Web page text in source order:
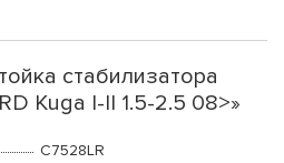
стабилизатора
Kuga I-II 1.5-2.5 08>»
C7528LR